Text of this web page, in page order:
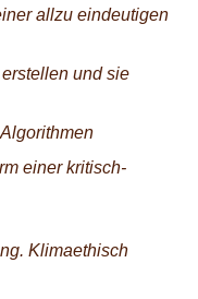
allzu eindeutigen
und sie
einer kritisch-
Klimaethisch